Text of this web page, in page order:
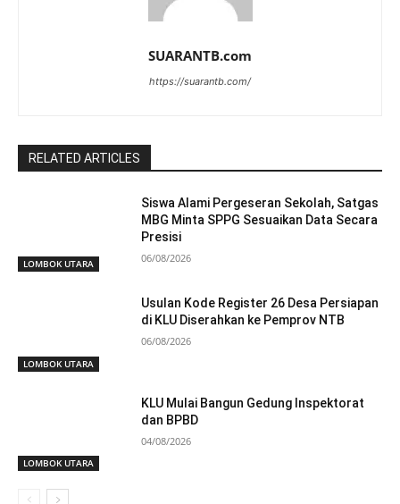
SUARANTB.com
https://suarantb.com/
RELATED ARTICLES
LOMBOK UTARA
Siswa Alami Pergeseran Sekolah, Satgas
MBG Minta SPPG Sesuaikan Data Secara
Presisi
06/08/2026
LOMBOK UTARA
Usulan Kode Register 26 Desa Persiapan
di KLU Diserahkan ke Pemprov NTB
06/08/2026
LOMBOK UTARA
KLU Mulai Bangun Gedung Inspektorat
dan BPBD
04/08/2026